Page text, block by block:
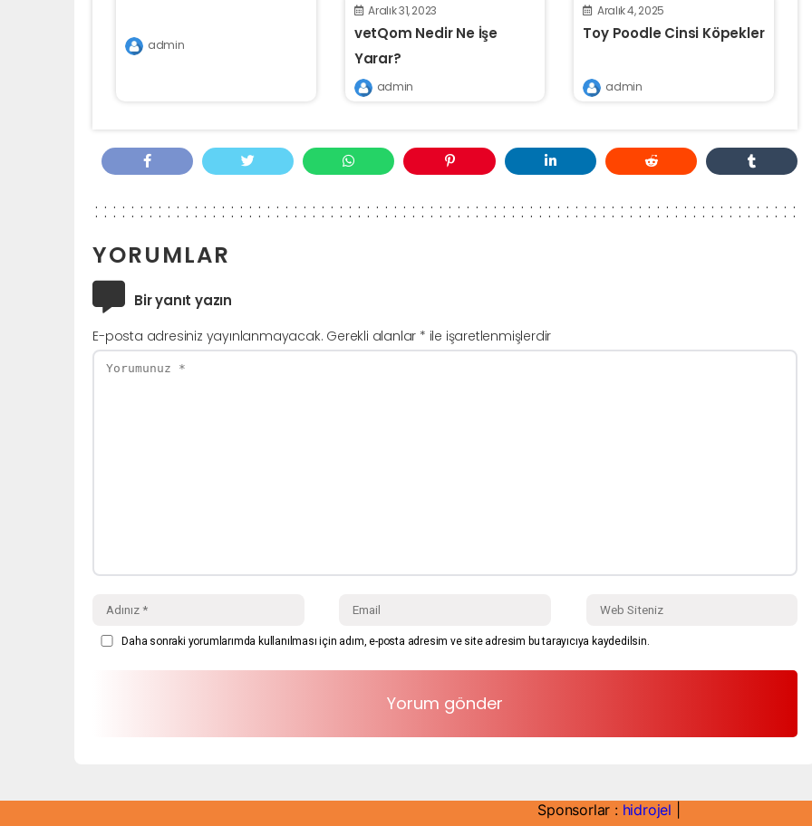
admin
Aralık 31, 2023
vetQom Nedir Ne İşe
Yarar?
admin
Aralık 4, 2025
Toy Poodle Cinsi Köpekler
admin
YORUMLAR
Bir yanıt yazın
E-posta adresiniz yayınlanmayacak. Gerekli alanlar * ile işaretlenmişlerdir
Daha sonraki yorumlarımda kullanılması için adım, e-posta adresim ve site adresim bu tarayıcıya kaydedilsin.
Sponsorlar : hidrojel